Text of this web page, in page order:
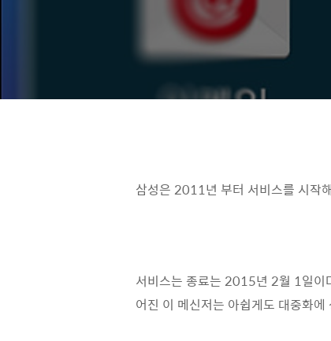
삼성은 2011년 부터 서비스를 시작
서비스는 종료는 2015년 2월 1일이
어진 이 메신저는 아쉽게도 대중화에